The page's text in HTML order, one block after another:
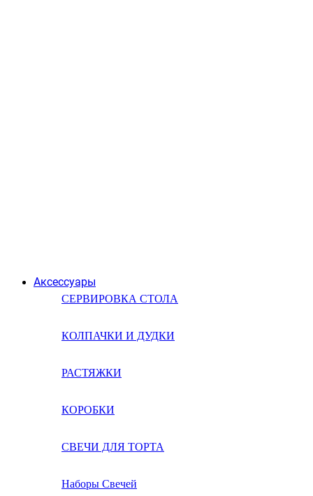
Аксессуары
СЕРВИРОВКА СТОЛА
КОЛПАЧКИ И ДУДКИ
РАСТЯЖКИ
КОРОБКИ
СВЕЧИ ДЛЯ ТОРТА
Наборы Свечей